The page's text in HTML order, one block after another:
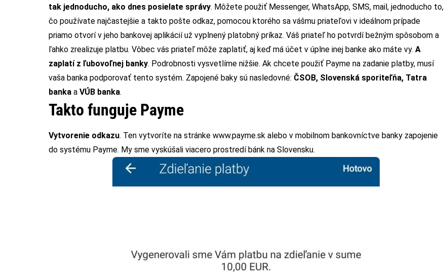
tak jednoducho, ako dnes posielate správy. Môžete použiť Messenger, WhatsApp, SMS, mail, jednoducho to,
čo používate najčastejšie a takto pošte odkaz, pomocou ktorého sa vášmu priateľovi v ideálnom prípade
priamo otvorí v jeho bankovej aplikácií už vyplnený platobný príkaz. Váš priateľ ho potvrdí bežným spôsobom a
ľahko zrealizuje platbu. Vôbec vás priateľ môže zaplatiť, aj keď má účet v úplne inej banke ako máte vy. A
zaplatí z ľubovoľnej banky. Podrobnosti vysvetlíme nižšie. Ak chcete použiť Payme na zadanie platby, musí
vaša banka podporovať tento systém. Zapojené baky sú nasledovné: ČSOB, Slovenská sporiteľňa, Tatra
banka a VÚB banka.
Takto funguje Payme
Vytvorenie odkazu. Ten vytvoríte na stránke www.payme.sk alebo v mobilnom bankovníctve banky zapojenie
do systému Payme. My sme vyskúšali viacero prostredí bánk na Slovensku.